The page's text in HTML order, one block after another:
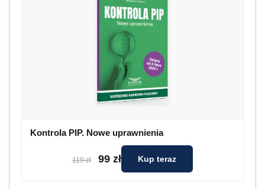
Kontrola PIP. Nowe uprawnienia
119 zł 99 zł Kup teraz